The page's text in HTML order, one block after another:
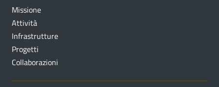
Missione
Attività
Infrastrutture
Progetti
Collaborazioni